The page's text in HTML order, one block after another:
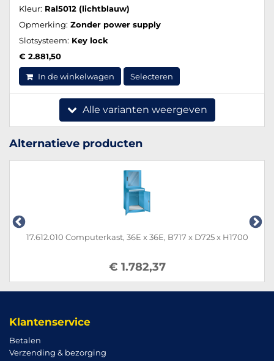
Kleur: Ral5012 (lichtblauw)
Opmerking: Zonder power supply
Slotsysteem: Key lock
€ 2.881,50
In de winkelwagen Selecteren
Alle varianten weergeven
Alternatieve producten
17.612.010 Computerkast, 36E x 36E, B717 x D725 x H1700
€ 1.782,37
Klantenservice
Betalen
Verzending & bezorging